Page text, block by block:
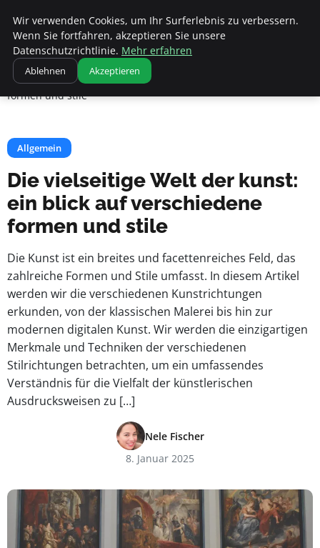
Apemania Shop
Startseite
Allgemein
Die vielseitige Welt der kunst: ein blick auf verschiedene
formen und stile
Allgemein
Die vielseitige Welt der kunst:
ein blick auf verschiedene
formen und stile
Die Kunst ist ein breites und facettenreiches Feld, das
zahlreiche Formen und Stile umfasst. In diesem Artikel
werden wir die verschiedenen Kunstrichtungen
erkunden, von der klassischen Malerei bis hin zur
modernen digitalen Kunst. Wir werden die einzigartigen
Merkmale und Techniken der verschiedenen
Stilrichtungen betrachten, um ein umfassendes
Verständnis für die Vielfalt der künstlerischen
Ausdrucksweisen zu […]
Nele Fischer
8. Januar 2025
Wir verwenden Cookies, um Ihr Surferlebnis zu verbessern.
Wenn Sie fortfahren, akzeptieren Sie unsere
Datenschutzrichtlinie. Mehr erfahren
Ablehnen Akzeptieren